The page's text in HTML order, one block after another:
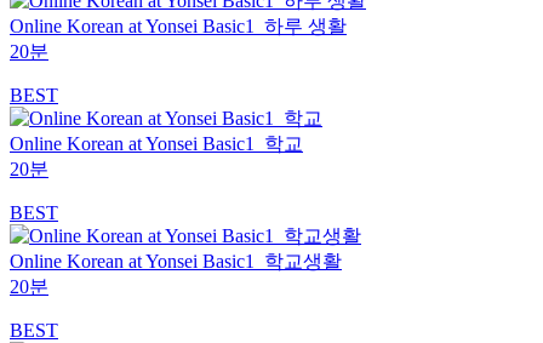
Online Korean at Yonsei Basic1_하루 생활
20분
BEST
Online Korean at Yonsei Basic1_학교
20분
BEST
Online Korean at Yonsei Basic1_학교생활
20분
BEST